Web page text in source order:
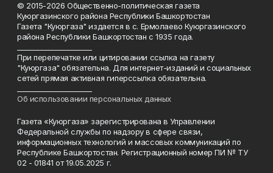
© 2015-2026 Общественно-политическая газета
Куюргазинского района Республики Башкортостан
Газета "Куюргаза" издается в с. Ермолаево Куюргазинского
района Республики Башкортостан с 1935 года.
При перепечатке или цитировании ссылка на газету
"Куюргаза" обязательна. Для интернет-изданий и социальных
сетей прямая активная гиперссылка обязательна.
Об использовании персональных данных
Газета «Куюргаза» зарегистрирована в Управлении
Федеральной службы по надзору в сфере связи,
информационных технологий и массовых коммуникаций по
Республике Башкортостан. Регистрационный номер ПИ № ТУ
02 - 01841 от 19.05.2025 г.